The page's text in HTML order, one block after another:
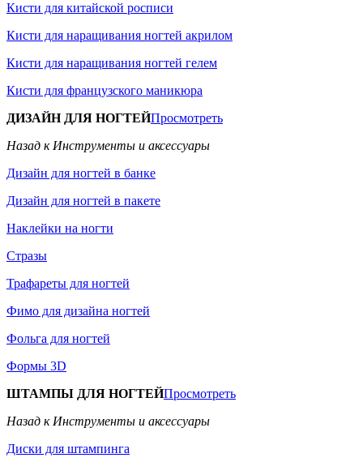
Кисти для китайской росписи
Кисти для наращивания ногтей акрилом
Кисти для наращивания ногтей гелем
Кисти для французского маникюра
ДИЗАЙН ДЛЯ НОГТЕЙПросмотреть
Назад к Инструменты и аксессуары
Дизайн для ногтей в банке
Дизайн для ногтей в пакете
Наклейки на ногти
Стразы
Трафареты для ногтей
Фимо для дизайна ногтей
Фольга для ногтей
Формы 3D
ШТАМПЫ ДЛЯ НОГТЕЙПросмотреть
Назад к Инструменты и аксессуары
Диски для штампинга